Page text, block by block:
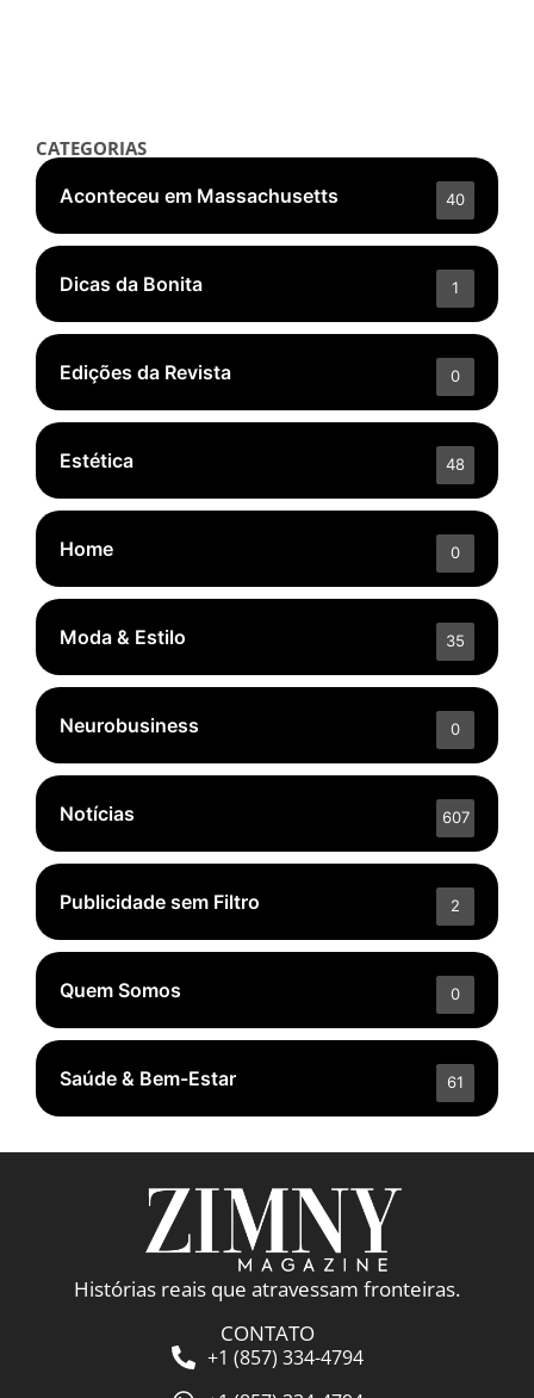
CATEGORIAS
Aconteceu em Massachusetts
40
Dicas da Bonita 1
Edições da Revista 0
Estética 48
Home 0
Moda & Estilo 35
Neurobusiness 0
Notícias 607
Publicidade sem Filtro 2
Quem Somos 0
Saúde & Bem-Estar 61
Histórias reais que atravessam fronteiras.
CONTATO
+1 (857) 334-4794